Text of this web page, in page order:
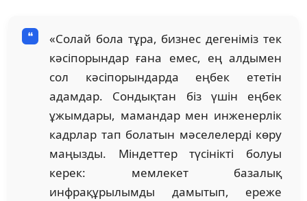
«Солай бола тұра, бизнес дегеніміз тек
кəсіпорындар ғана емес, ең алдымен
сол кəсіпорындарда еңбек ететін
адамдар. Сондықтан біз үшін еңбек
ұжымдары, мамандар мен инженерлік
кадрлар тап болатын мəселелерді көру
маңызды. Міндеттер түсінікті болуы
керек: мемлекет базалық
инфрақұрылымды дамытып, ереже